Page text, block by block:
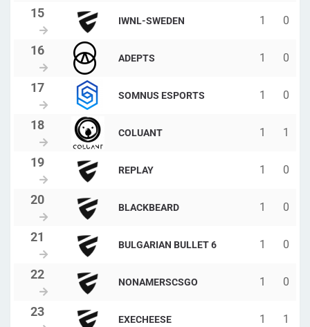
IWNL-SWEDEN 1 0
ADEPTS 1 0
SOMNUS ESPORTS 1 0
COLUANT 1 1
REPLAY 1 0
BLACKBEARD 1 0
BULGARIAN BULLET 6 1 0
NONAMERSCSGO 1 0
EXECHEESE 1 1